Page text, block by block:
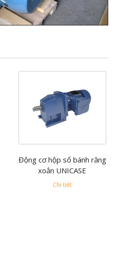
Động cơ hộp số bánh răng
xoắn UNICASE
Chi tiết